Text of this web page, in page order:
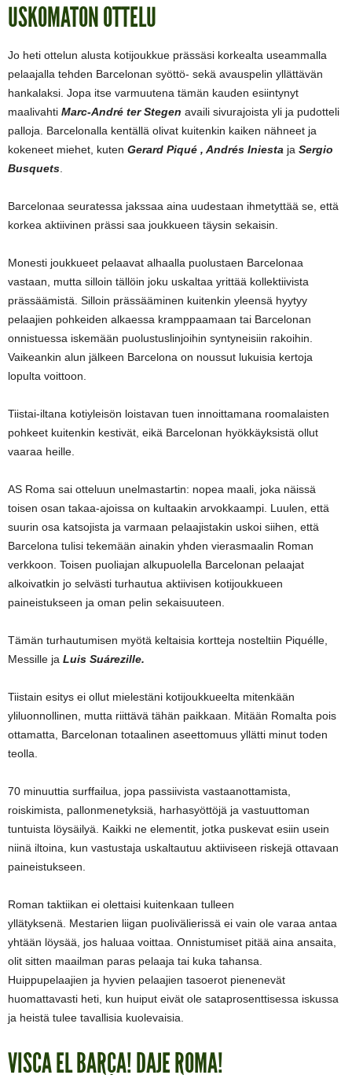
USKOMATON OTTELU
Jo heti ottelun alusta kotijoukkue prässäsi korkealta useammalla
pelaajalla tehden Barcelonan syöttö- sekä avauspelin yllättävän
hankalaksi. Jopa itse varmuutena tämän kauden esiintynyt
maalivahti Marc-André ter Stegen availi sivurajoista yli ja pudotteli
palloja. Barcelonalla kentällä olivat kuitenkin kaiken nähneet ja
kokeneet miehet, kuten Gerard Piqué , Andrés Iniesta ja Sergio
Busquets
Barcelonaa seuratessa jakssaa aina uudestaan ihmetyttää se, että
korkea aktiivinen prässi saa joukkueen täysin sekaisin.
Monesti joukkueet pelaavat alhaalla puolustaen Barcelonaa
vastaan, mutta silloin tällöin joku uskaltaa yrittää kollektiivista
prässäämistä. Silloin prässääminen kuitenkin yleensä hyytyy
pelaajien pohkeiden alkaessa kramppaamaan tai Barcelonan
onnistuessa iskemään puolustuslinjoihin syntyneisiin rakoihin.
Vaikeankin alun jälkeen Barcelona on noussut lukuisia kertoja
lopulta voittoon.
Tiistai-iltana kotiyleisön loistavan tuen innoittamana roomalaisten
pohkeet kuitenkin kestivät, eikä Barcelonan hyökkäyksistä ollut
vaaraa heille.
AS Roma sai otteluun unelmastartin: nopea maali, joka näissä
toisen osan takaa-ajoissa on kultaakin arvokkaampi. Luulen, että
suurin osa katsojista ja varmaan pelaajistakin uskoi siihen, että
Barcelona tulisi tekemään ainakin yhden vierasmaalin Roman
verkkoon. Toisen puoliajan alkupuolella Barcelonan pelaajat
alkoivatkin jo selvästi turhautua aktiivisen kotijoukkueen
paineistukseen ja oman pelin sekaisuuteen.
Tämän turhautumisen myötä keltaisia kortteja nosteltiin Piquélle,
Messille ja Luis Suárezille.
Tiistain esitys ei ollut mielestäni kotijoukkueelta mitenkään
yliluonnollinen, mutta riittävä tähän paikkaan. Mitään Romalta pois
ottamatta, Barcelonan totaalinen aseettomuus yllätti minut toden
teolla.
70 minuuttia surffailua, jopa passiivista vastaanottamista,
roiskimista, pallonmenetyksiä, harhasyöttöjä ja vastuuttoman
tuntuista löysäilyä. Kaikki ne elementit, jotka puskevat esiin usein
niinä iltoina, kun vastustaja uskaltautuu aktiiviseen riskejä ottavaan
paineistukseen.
Roman taktiikan ei olettaisi kuitenkaan tulleen
yllätyksenä. Mestarien liigan puolivälierissä ei vain ole varaa antaa
yhtään löysää, jos haluaa voittaa. Onnistumiset pitää aina ansaita,
olit sitten maailman paras pelaaja tai kuka tahansa.
Huippupelaajien ja hyvien pelaajien tasoerot pienenevät
huomattavasti heti, kun huiput eivät ole sataprosenttisessa iskussa
ja heistä tulee tavallisia kuolevaisia.
VISCA EL BARÇA! DAJE ROMA!